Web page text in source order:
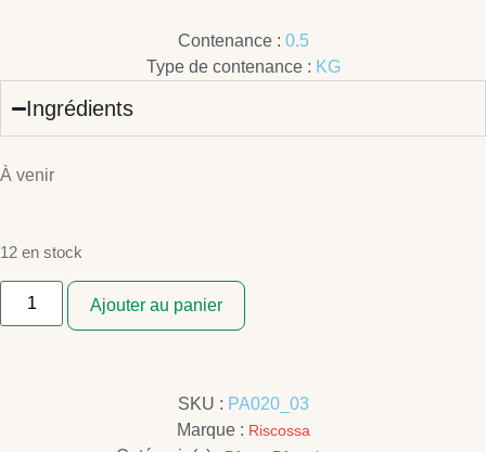
Contenance : 0.5
Type de contenance : KG
Ingrédients
À venir
12 en stock
Ajouter au panier
SKU : PA020_03
Marque : Riscossa